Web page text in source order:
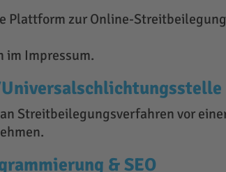
Plattform zur Online-
im Impressum.
Streitbeilegungsverfahren vor
& SEO